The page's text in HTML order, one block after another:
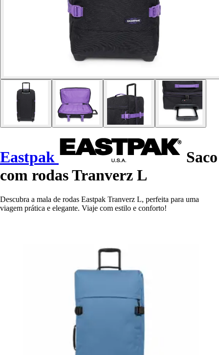
Eastpak
Saco
com rodas Tranverz L
Descubra a mala de rodas Eastpak Tranverz L, perfeita para uma
viagem prática e elegante. Viaje com estilo e conforto!